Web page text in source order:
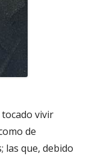
vivir
de
las que, debido